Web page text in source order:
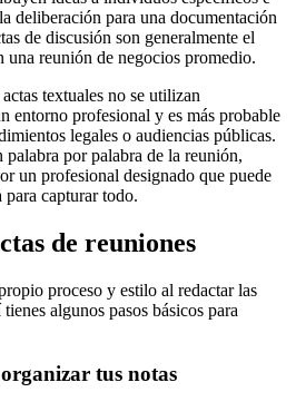
deliberación para una documentación
de discusión son generalmente el
una reunión de negocios promedio.
textuales no se utilizan
entorno profesional y es más probable
legales o audiencias públicas.
palabra por palabra de la reunión,
un profesional designado que puede
capturar todo.
de reuniones
proceso y estilo al redactar las
algunos pasos básicos para
tus notas